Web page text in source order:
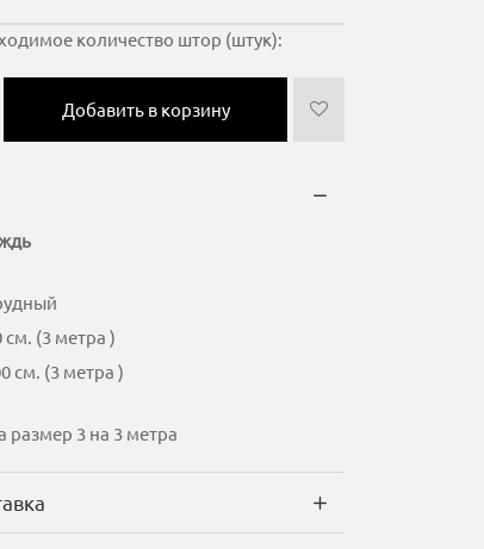
количество штор (штук):
Добавить в корзину
см. (3 метра )
см. (3 метра )
размер 3 на 3 метра